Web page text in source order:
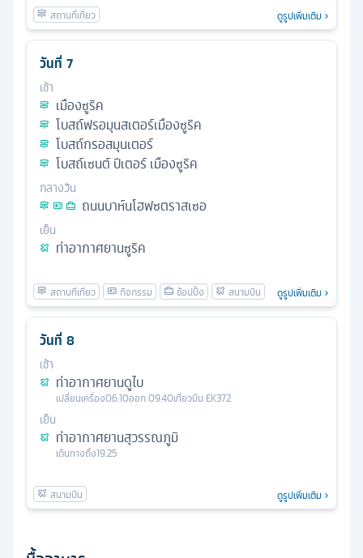
ดูรูปเพิ่มเติม
วันที่ 7
เช้า
เมืองซูริค
โบสถ์ฟรอมุนสเตอร์เมืองซูริค
โบสถ์กรอสมุนเตอร์
โบสถ์เซนต์ ปีเตอร์ เมืองซูริค
กลางวัน
ถนนบาห์นโฮฟซตราสเซอ
เย็น
ท่าอากาศยานซูริค
ดูรูปเพิ่มเติม
วันที่ 8
เช้า
ท่าอากาศยานดูไบ
เปลี่ยนเครื่อง06.10ออก09.40เที่ยวบิน EK372
เย็น
ท่าอากาศยานสุวรรณภูมิ
เดินทางถึง19.25
ดูรูปเพิ่มเติม